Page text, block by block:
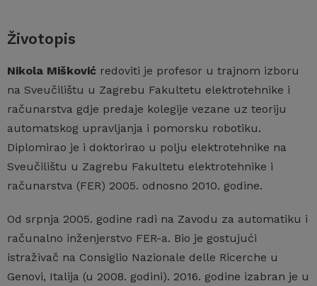
Životopis
Nikola Mišković redoviti je profesor u trajnom izboru
na Sveučilištu u Zagrebu Fakultetu elektrotehnike i
računarstva gdje predaje kolegije vezane uz teoriju
automatskog upravljanja i pomorsku robotiku.
Diplomirao je i doktorirao u polju elektrotehnike na
Sveučilištu u Zagrebu Fakultetu elektrotehnike i
računarstva (FER) 2005. odnosno 2010. godine.
Od srpnja 2005. godine radi na Zavodu za automatiku i
računalno inženjerstvo FER-a. Bio je gostujući
istraživač na Consiglio Nazionale delle Ricerche u
Genovi, Italija (u 2008. godini). 2016. godine izabran je u